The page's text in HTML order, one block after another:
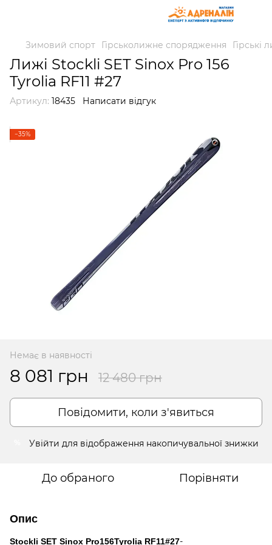
Зимовий спорт Гірськолижне спорядження Гірські
Лижі Stockli SET Sinox Pro 156
Tyrolia RF11 #27
Артикул: 18435 Написати відгук
−35%
Немає в наявності
8 081 грн 12 480 грн
Повідомити, коли з'явиться
Увійти для відображення накопичувальної знижки
До обраного Порівняти
Опис
Stockli SET Sinox Pro156Tyrolia RF11#27-